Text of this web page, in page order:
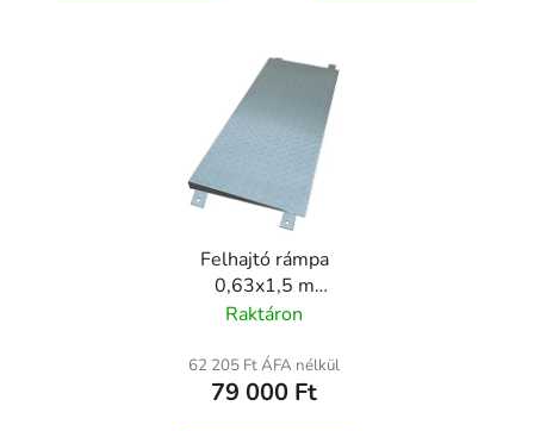
Felhajtó rámpa
0,63x1,5 m
padlómérleghez
Raktáron
62 205 Ft ÁFA nélkül
79 000 Ft